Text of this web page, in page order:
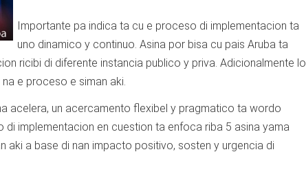
Importante pa indica ta cu e proceso di implementacion ta
uno dinamico y continuo. Asina por bisa cu pais Aruba ta
ricibi di diferente instancia publico y priva. Adicionalmente lo
e proceso e siman aki.
acelera, un acercamento flexibel y pragmatico ta wordo
implementacion en cuestion ta enfoca riba 5 asina yama
a base di nan impacto positivo, sosten y urgencia di